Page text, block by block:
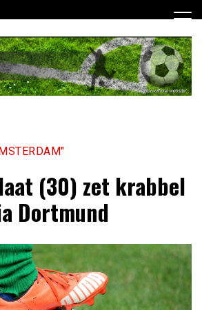
(30) zet krabbel
Dortmund